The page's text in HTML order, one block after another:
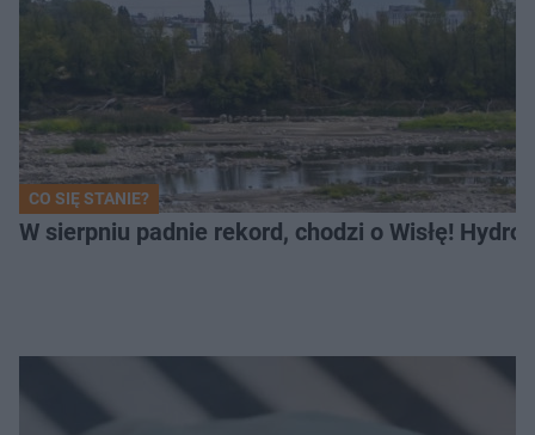
CO SIĘ STANIE?
W sierpniu padnie rekord, chodzi o Wisłę!